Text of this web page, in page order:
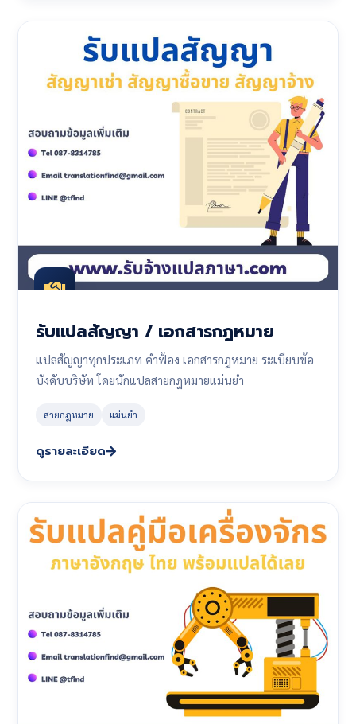
รับแปลสัญญา / เอกสารกฎหมาย
แปลสัญญาทุกประเภท คำฟ้อง เอกสารกฎหมาย ระเบียบข้อ
บังคับบริษัท โดยนักแปลสายกฎหมายแม่นยำ
สายกฎหมาย แม่นยำ
ดูรายละเอียด